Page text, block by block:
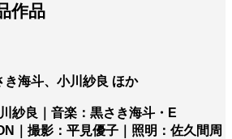
作品
海斗、小川紗良 ほか
紗良｜音楽：黒さき海斗・E
｜撮影：平見優子｜照明：佐久間周